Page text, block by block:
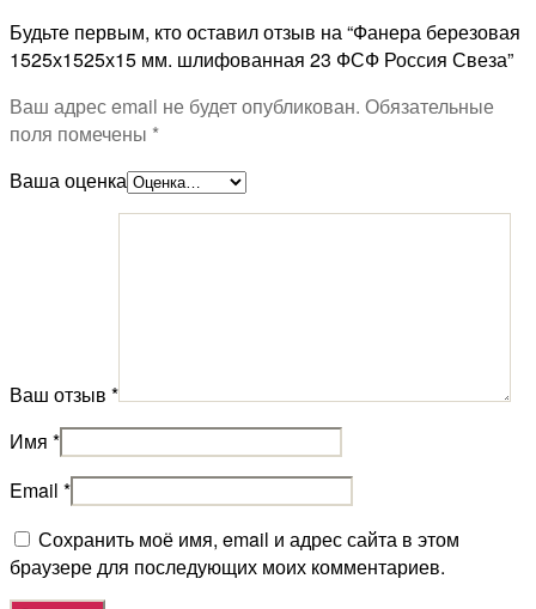
Будьте первым, кто оставил отзыв на “Фанера березовая
1525х1525х15 мм. шлифованная 23 ФСФ Россия Свеза”
Ваш адрес email не будет опубликован. Обязательные
поля помечены *
Ваша оценка
Ваш отзыв *
Имя *
Email *
Сохранить моё имя, email и адрес сайта в этом
браузере для последующих моих комментариев.